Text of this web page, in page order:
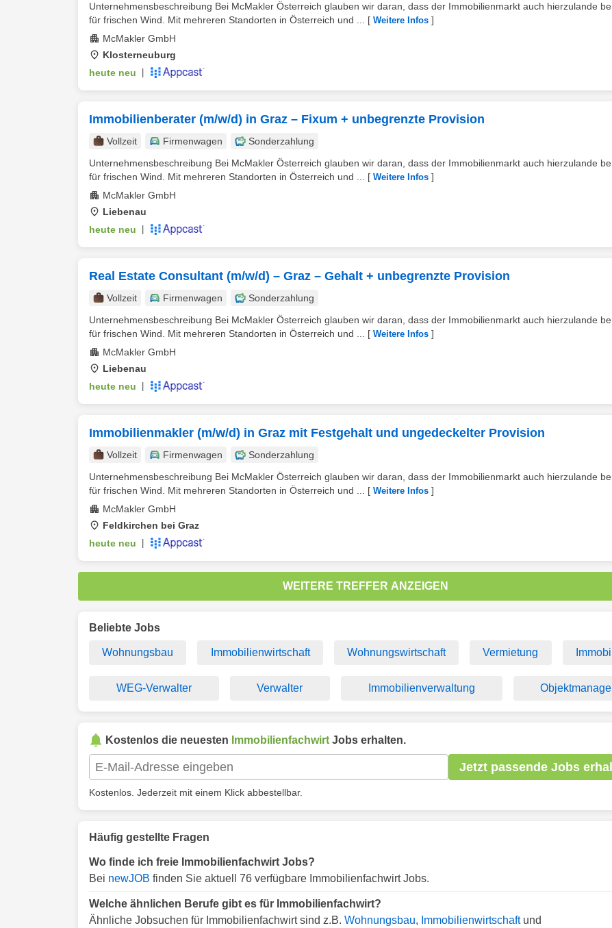
Unternehmensbeschreibung Bei McMakler Österreich glauben wir daran, dass der Immobilienmarkt auch hierzulande
für frischen Wind. Mit mehreren Standorten in Österreich und ...
[ Weitere Infos ]
McMakler GmbH
Klosterneuburg
heute neu
Immobilienberater (m/w/d) in Graz – Fixum + unbegrenzte Provision
Vollzeit Firmenwagen
Sonderzahlung
Unternehmensbeschreibung Bei McMakler Österreich glauben wir daran, dass der Immobilienmarkt auch hierzulande
für frischen Wind. Mit mehreren Standorten in Österreich und ...
[ Weitere Infos ]
McMakler GmbH
Liebenau
heute neu
Real Estate Consultant (m/w/d) – Graz – Gehalt + unbegrenzte Provision
Vollzeit Firmenwagen
Sonderzahlung
Unternehmensbeschreibung Bei McMakler Österreich glauben wir daran, dass der Immobilienmarkt auch hierzulande
für frischen Wind. Mit mehreren Standorten in Österreich und ...
[ Weitere Infos ]
McMakler GmbH
Liebenau
heute neu
Immobilienmakler (m/w/d) in Graz mit Festgehalt und ungedeckelter Provision
Vollzeit Firmenwagen
Sonderzahlung
Unternehmensbeschreibung Bei McMakler Österreich glauben wir daran, dass der Immobilienmarkt auch hierzulande
für frischen Wind. Mit mehreren Standorten in Österreich und ...
[ Weitere Infos ]
McMakler GmbH
Feldkirchen bei Graz
heute neu
WEITERE TREFFER ANZEIGEN
Beliebte Jobs
Wohnungsbau Immobilienwirtschaft Wohnungswirtschaft Vermietung
WEG-Verwalter Verwalter Immobilienverwaltung
Kostenlos die neuesten Immobilienfachwirt Jobs erhalten.
Jetzt passende Jobs
Kostenlos. Jederzeit mit einem Klick abbestellbar.
Häufig gestellte Fragen
Wo finde ich freie Immobilienfachwirt Jobs?
Bei newJOB finden Sie aktuell 76 verfügbare Immobilienfachwirt Jobs.
Welche ähnlichen Berufe gibt es für Immobilienfachwirt?
Ähnliche Jobsuchen für Immobilienfachwirt sind z.B. Wohnungsbau, Immobilienwirtschaftund